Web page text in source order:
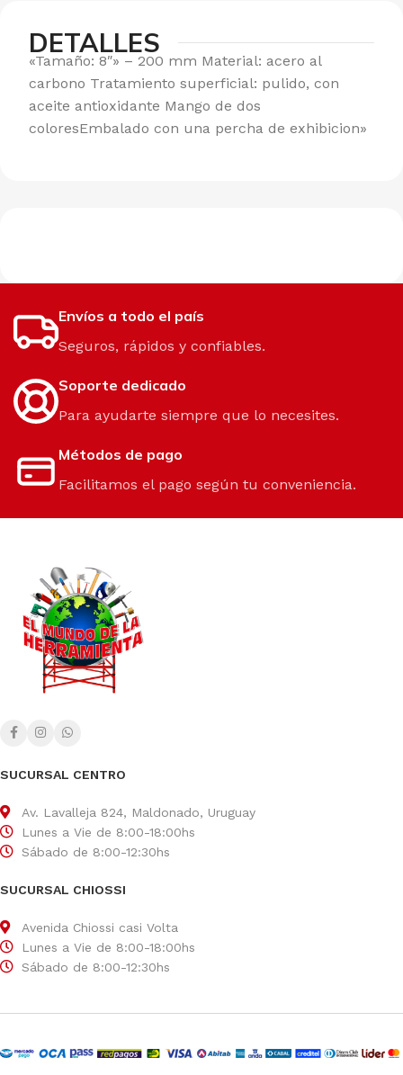
DETALLES
«Tamaño: 8″» – 200 mm Material: acero al
carbono Tratamiento superficial: pulido, con
aceite antioxidante Mango de dos
coloresEmbalado con una percha de exhibicion»
Envíos a todo el país
Seguros, rápidos y confiables.
Soporte dedicado
Para ayudarte siempre que lo necesites.
Métodos de pago
Facilitamos el pago según tu conveniencia.
SUCURSAL CENTRO
Av. Lavalleja 824, Maldonado, Uruguay
Lunes a Vie de 8:00-18:00hs
Sábado de 8:00-12:30hs
SUCURSAL CHIOSSI
Avenida Chiossi casi Volta
Lunes a Vie de 8:00-18:00hs
Sábado de 8:00-12:30hs